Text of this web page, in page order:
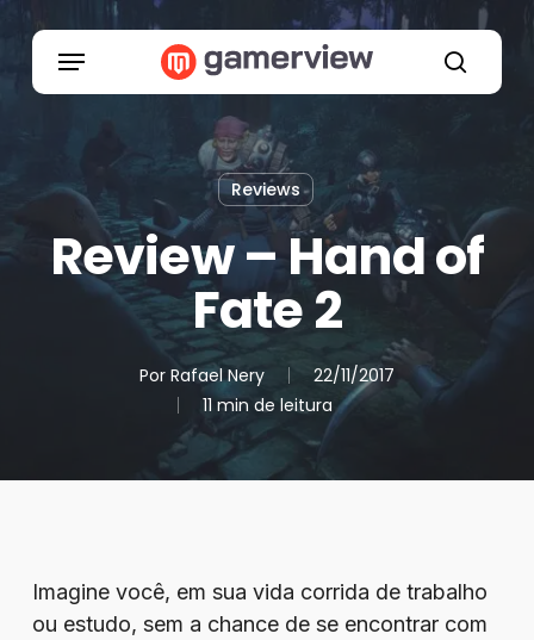
Skip
search
Menu
Reviews
Review – Hand of
Fate 2
Por Rafael Nery
22/11/2017
11 min de leitura
Imagine você, em sua vida corrida de trabalho
ou estudo, sem a chance de se encontrar com